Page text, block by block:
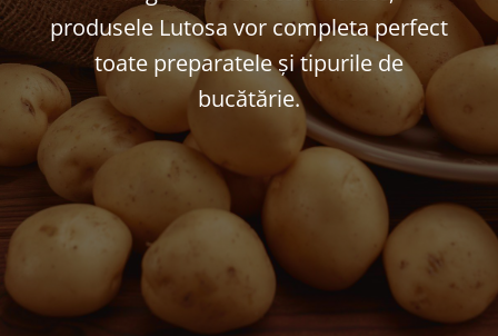
produsele Lutosa vor completa perfect
toate preparatele și tipurile de
bucătărie.